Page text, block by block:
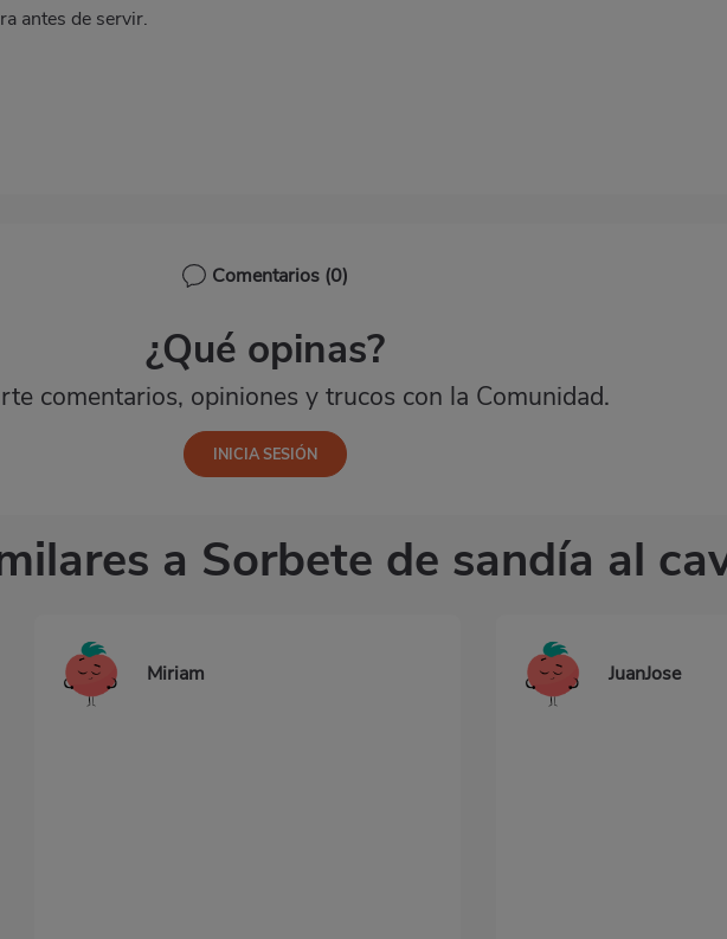
antes de servir.
Comentarios (0)
¿Qué opinas?
comentarios, opiniones y trucos con la Comunidad.
a Sorbete de sandía al
Miriam JuanJose